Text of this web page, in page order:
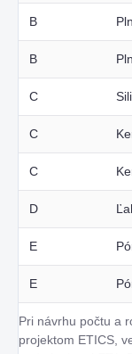
B
B
C
C
C
D
E
E
Pri návrhu počtu a
projektom ETICS,